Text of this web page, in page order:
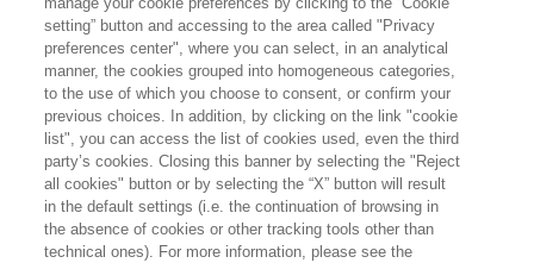
Quello che comunque appare ineluttabile è l’evoluzione verso
un modello che tenga conto sia dell’aspetto fruizione (una
ricerca Aie, Cun, Crui di un paio di anni fa metteva in luce che
gli studenti universitari tendono a scegliere in base ai contenuti
e non al supporto) che dell’aspetto ideazione e scrittura.
In un processo di ridefinizione di ruoli e di produzione di valore,
l’investimento in innovazione e servizio appaiono cruciali,
permettendo una differenziazione di offerta e veicolazione
(carta, carta/digitale, integrazioni multimediali, esercitazioni,
customizzazioni etc.) di contenuti, la cui efficacia, qualità e
spessore culturale rimangano però la priorità assoluta.
setting” button and accessing to the area called "Privacy
preferences center", where you can select, in an analytical
manner, the cookies grouped into homogeneous categories,
to the use of which you choose to consent, or confirm your
previous choices. In addition, by clicking on the link "cookie
list", you can access the list of cookies used, even the third
party’s cookies. Closing this banner by selecting the "Reject
all cookies" button or by selecting the “X” button will result
in the default settings (i.e. the continuation of browsing in
the absence of cookies or other tracking tools other than
technical ones). For more information, please see the